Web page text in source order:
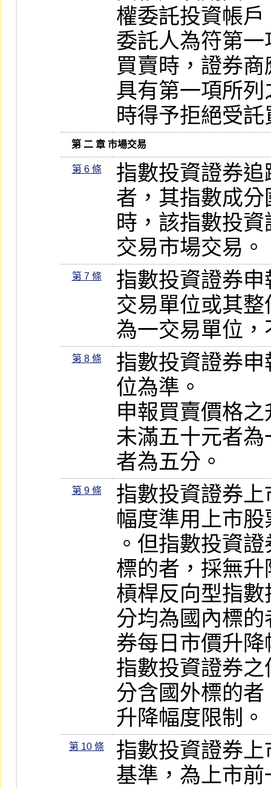
權委託投資帳
委託人為符第
買賣時，證券
具有第一項所
時得予拒絕受託
   第 二 章 市場交易
第 6 條
指數投資證券
者，其指數成
時，該指數投
交易市場交易。
第 7 條
指數投資證券
交易單位或其
為一交易單位
第 8 條
指數投資證券
位為準。
申報買賣價格
未滿五十元者
者為五分。
第 9 條
指數投資證券
幅度準用上市
。但指數投資
標的者，採無
槓桿反向型指
分均為國內標
券每日市價升
指數投資證券
分含國外標的
升降幅度限制。
第 10 條
指數投資證券
基準，為上市